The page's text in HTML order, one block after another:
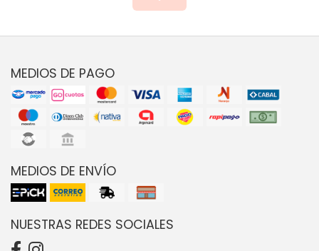
MEDIOS DE PAGO
MEDIOS DE ENVÍO
NUESTRAS REDES SOCIALES